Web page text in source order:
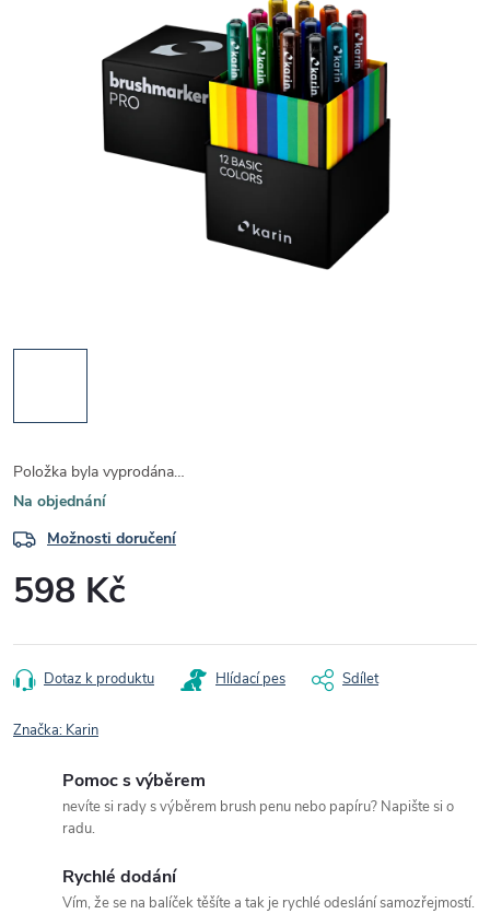
Položka byla vyprodána…
Na objednání
Možnosti doručení
598 Kč
cena:
Dotaz k produktu Hlídací pes Sdílet
Značka: Karin
Pomoc s výběrem
nevíte si rady s výběrem brush penu nebo papíru? Napište si o
radu.
Rychlé dodání
Vím, že se na balíček těšíte a tak je rychlé odeslání samozřejmostí.